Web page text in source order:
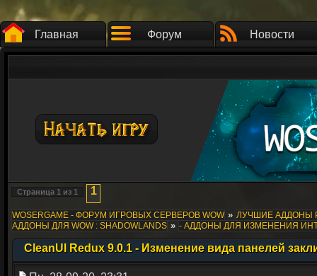
Главная Форум Новости
Страница 1 из 1 1
WOSERGAME - ФОРУМ ИГРОВЫХ СЕРВЕРОВ WOW » ЛУЧШИЕ АДДОНЫ
АДДОНЫ ДЛЯ WOW : SHADOWLANDS » - АДДОНЫ ДЛЯ ИЗМЕНЕНИЯ
CleanUI Redux 9.0.1 - Изменение вида панелей